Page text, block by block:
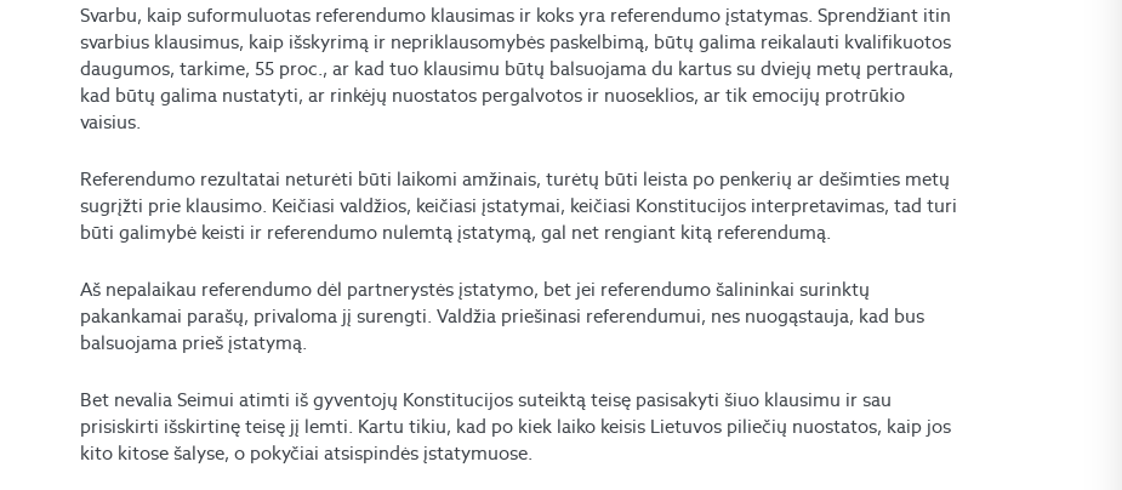
Svarbu, kaip suformuluotas referendumo klausimas ir koks yra referendumo įstatymas. Sprendžiant itin
svarbius klausimus, kaip išskyrimą ir nepriklausomybės paskelbimą, būtų galima reikalauti kvalifikuotos
daugumos, tarkime, 55 proc., ar kad tuo klausimu būtų balsuojama du kartus su dviejų metų pertrauka,
kad būtų galima nustatyti, ar rinkėjų nuostatos pergalvotos ir nuoseklios, ar tik emocijų protrūkio
vaisius.
Referendumo rezultatai neturėti būti laikomi amžinais, turėtų būti leista po penkerių ar dešimties metų
sugrįžti prie klausimo. Keičiasi valdžios, keičiasi įstatymai, keičiasi Konstitucijos interpretavimas, tad turi
būti galimybė keisti ir referendumo nulemtą įstatymą, gal net rengiant kitą referendumą.
Aš nepalaikau referendumo dėl partnerystės įstatymo, bet jei referendumo šalininkai surinktų
pakankamai parašų, privaloma jį surengti. Valdžia priešinasi referendumui, nes nuogąstauja, kad bus
balsuojama prieš įstatymą.
Bet nevalia Seimui atimti iš gyventojų Konstitucijos suteiktą teisę pasisakyti šiuo klausimu ir sau
prisiskirti išskirtinę teisę jį lemti. Kartu tikiu, kad po kiek laiko keisis Lietuvos piliečių nuostatos, kaip jos
kito kitose šalyse, o pokyčiai atsispindės įstatymuose.